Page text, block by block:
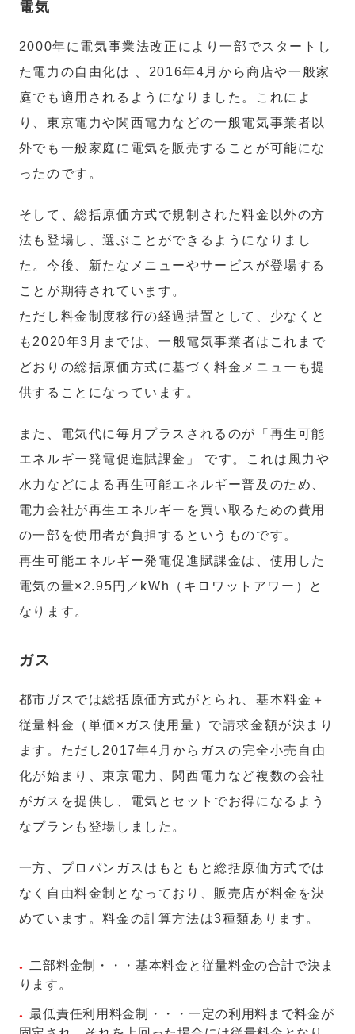
電気
2000年に電気事業法改正により一部でスタートし
た電力の自由化は 、2016年4月から商店や一般家
庭でも適用されるようになりました。これによ
り、東京電力や関西電力などの一般電気事業者以
外でも一般家庭に電気を販売することが可能にな
ったのです。
そして、総括原価方式で規制された料金以外の方
法も登場し、選ぶことができるようになりまし
た。今後、新たなメニューやサービスが登場する
ことが期待されています。
ただし料金制度移行の経過措置として、少なくと
も2020年3月までは、一般電気事業者はこれまで
どおりの総括原価方式に基づく料金メニューも提
供することになっています。
また、電気代に毎月プラスされるのが「再生可能
エネルギー発電促進賦課金」 です。これは風力や
水力などによる再生可能エネルギー普及のため、
電力会社が再生エネルギーを買い取るための費用
の一部を使用者が負担するというものです。
再生可能エネルギー発電促進賦課金は、使用した
電気の量×2.95円／kWh（キロワットアワー）と
なります。
ガス
都市ガスでは総括原価方式がとられ、基本料金＋
従量料金（単価×ガス使用量）で請求金額が決まり
ます。ただし2017年4月からガスの完全小売自由
化が始まり、東京電力、関西電力など複数の会社
がガスを提供し、電気とセットでお得になるよう
なプランも登場しました。
一方、プロパンガスはもともと総括原価方式では
なく自由料金制となっており、販売店が料金を決
めています。料金の計算方法は3種類あります。
二部料金制・・・基本料金と従量料金の合計で決ま
ります。
最低責任利用料金制・・・一定の利用料まで料金が